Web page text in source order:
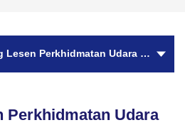
Pemegang Lesen Perkhidmatan Udara (ASL) Semasa
Perkhidmatan Udara